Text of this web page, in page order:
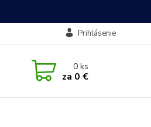
Prihlásenie
0ks
za 0 €